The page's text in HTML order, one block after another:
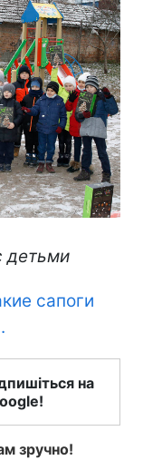
детьми
сапоги
на
зручно!